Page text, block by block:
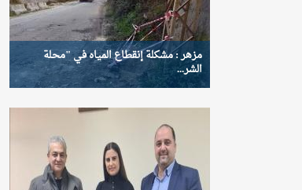
مزهر : مشكلة إنقطاع المياه في "محلة
الشر...